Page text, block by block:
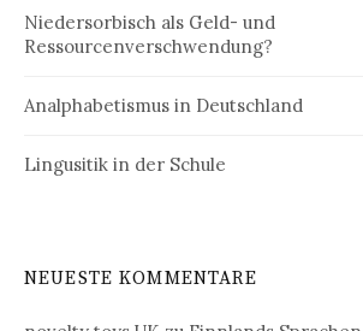
Niedersorbisch als Geld- und
Ressourcenverschwendung?
Analphabetismus in Deutschland
Lingusitik in der Schule
NEUESTE KOMMENTARE